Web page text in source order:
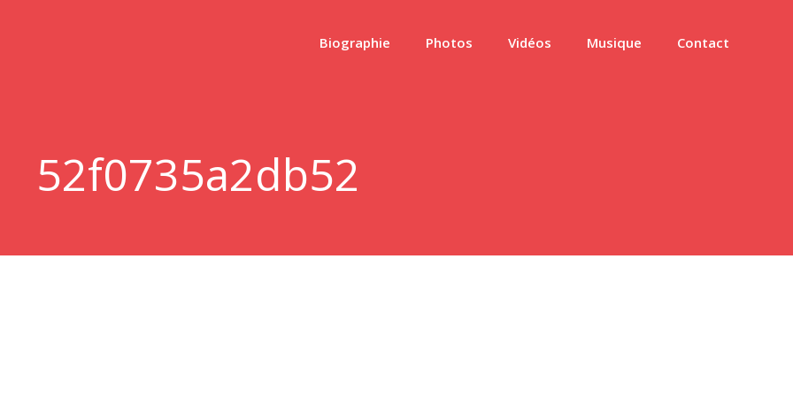
Biographie Photos Vidéos Musique Contact
52f0735a2db52